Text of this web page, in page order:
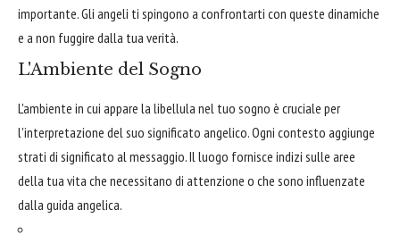
importante. Gli angeli ti spingono a confrontarti con queste dinamiche
e a non fuggire dalla tua verità.
L'Ambiente del Sogno
L'ambiente in cui appare la libellula nel tuo sogno è cruciale per
l'interpretazione del suo significato angelico. Ogni contesto aggiunge
strati di significato al messaggio. Il luogo fornisce indizi sulle aree
della tua vita che necessitano di attenzione o che sono influenzate
dalla guida angelica.